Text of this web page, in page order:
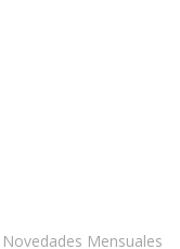
Mensuales